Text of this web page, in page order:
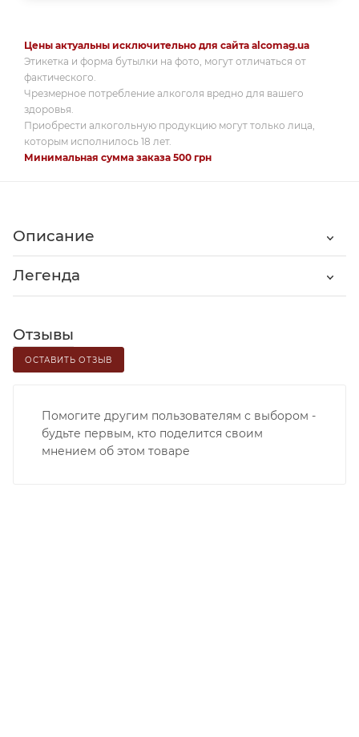
Цены актуальны исключительно для сайта alcomag.ua
Этикетка и форма бутылки на фото, могут отличаться от
фактического.
Чрезмерное потребление алкоголя вредно для вашего
здоровья.
Приобрести алкогольную продукцию могут только лица,
которым исполнилось 18 лет.
Минимальная сумма заказа 500 грн
Описание
Легенда
Отзывы
ОСТАВИТЬ ОТЗЫВ
Помогите другим пользователям с выбором -
будьте первым, кто поделится своим
мнением об этом товаре